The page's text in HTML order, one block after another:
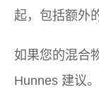
起，包括额外
如果您的混合
Hunnes 建议。